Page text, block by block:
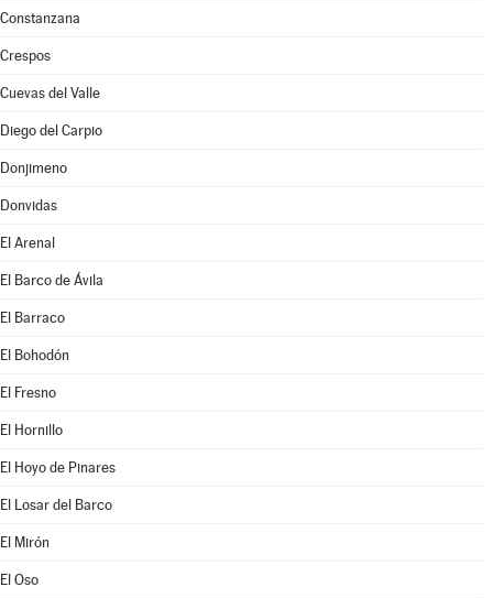
Constanzana
Crespos
Cuevas del Valle
Diego del Carpio
Donjimeno
Donvidas
El Arenal
El Barco de Ávila
El Barraco
El Bohodón
El Fresno
El Hornillo
El Hoyo de Pinares
El Losar del Barco
El Mirón
El Oso